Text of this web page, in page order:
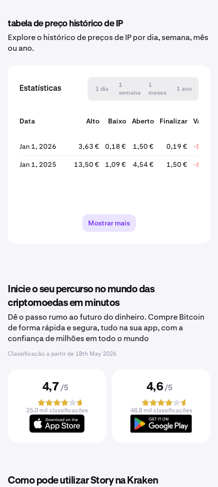
tabela de preço histórico de IP
Explore o histórico de preços de IP por dia, semana, mês
ou ano.
Estatísticas 1 dia
1
semana
1
meses
1 ano
Data Alto Baixo Aberto Finalizar
Jan 1, 2026
3,63 € 0,18 € 1,50 € 0,19 € -
Jan 1, 2025 13,50 € 1,09 € 4,54 € 1,50 € -
Mostrar mais
Inicie o seu percurso no mundo das
criptomoedas em minutos
Dê o passo rumo ao futuro do dinheiro. Compre Bitcoin
de forma rápida e segura, tudo na sua app, com a
confiança de milhões em todo o mundo
Classificação a partir de 18th May 2026
4,7 /5
25,0 mil classificações
4,6 /5
48,8 mil classificações
Como pode utilizar Story na Kraken